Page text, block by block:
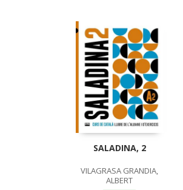
SALADINA, 2
VILAGRASA GRANDIA,
ALBERT